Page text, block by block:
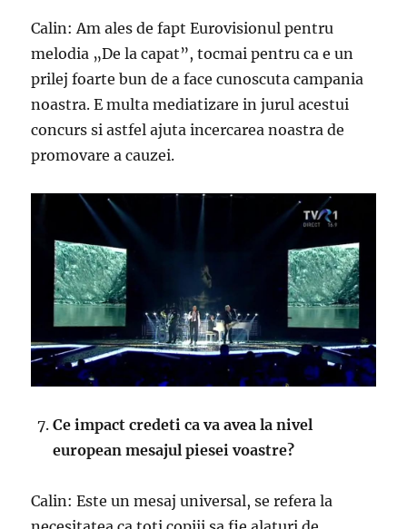
Calin: Am ales de fapt Eurovisionul pentru
melodia „De la capat”, tocmai pentru ca e un
prilej foarte bun de a face cunoscuta campania
noastra. E multa mediatizare in jurul acestui
concurs si astfel ajuta incercarea noastra de
promovare a cauzei.
Ce impact credeti ca va avea la nivel
european mesajul piesei voastre?
Calin: Este un mesaj universal, se refera la